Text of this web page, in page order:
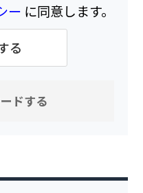
ー に同意します。
る